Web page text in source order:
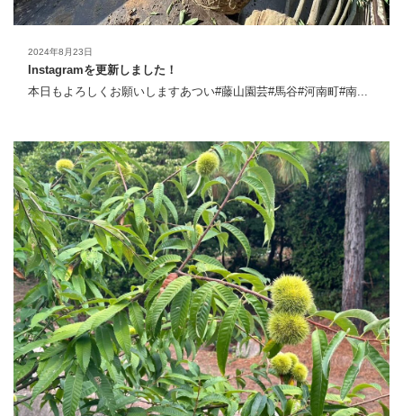
2024年8月23日
Instagramを更新しました！
本日もよろしくお願いしますあつい#藤山園芸#馬谷#河南町#南...